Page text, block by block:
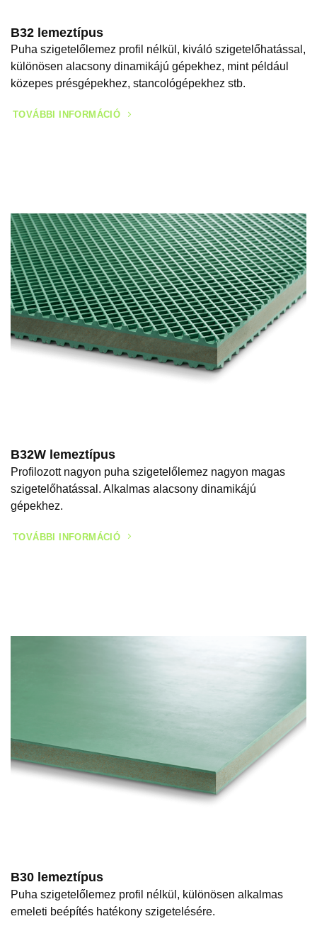
B32 lemeztípus
Puha szigetelőlemez profil nélkül, kiváló szigetelőhatással,
különösen alacsony dinamikájú gépekhez, mint például
közepes présgépekhez, stancológépekhez stb.
TOVÁBBI INFORMÁCIÓ
B32W lemeztípus
Profilozott nagyon puha szigetelőlemez nagyon magas
szigetelőhatással. Alkalmas alacsony dinamikájú
gépekhez.
TOVÁBBI INFORMÁCIÓ
B30 lemeztípus
Puha szigetelőlemez profil nélkül, különösen alkalmas
emeleti beépítés hatékony szigetelésére.